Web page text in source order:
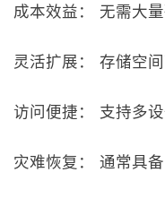
成本效益： 无需大
灵活扩展： 存储空
访问便捷： 支持多
灾难恢复： 通常具